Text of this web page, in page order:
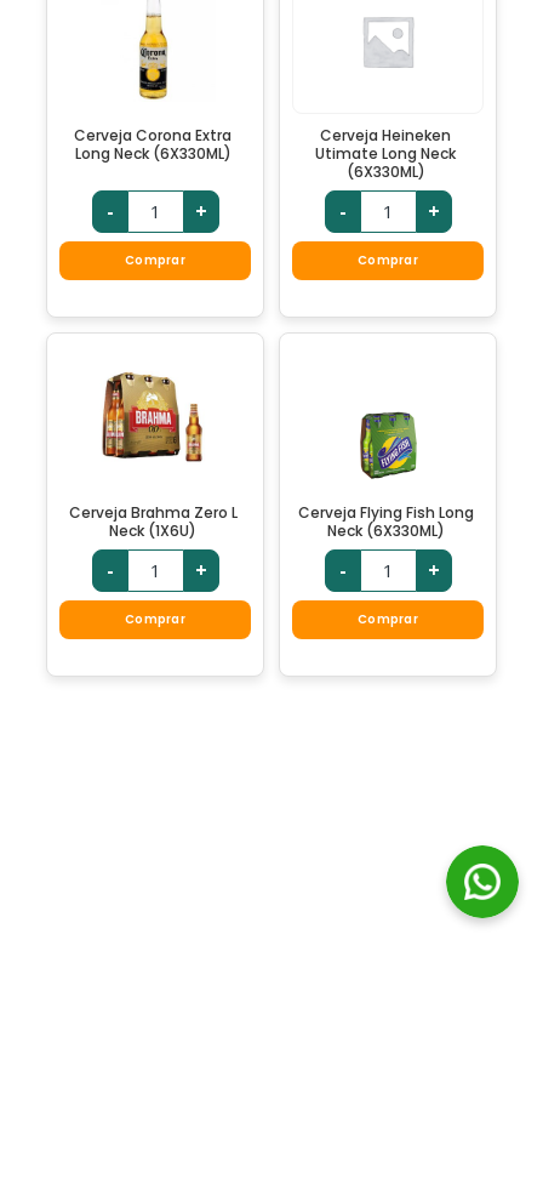
Cerveja Corona Extra
Long Neck (6X330ML)
- +
Comprar
Cerveja Heineken
Utimate Long Neck
(6X330ML)
- +
Comprar
Cerveja Brahma Zero L
Neck (1X6U)
- +
Comprar
Cerveja Flying Fish Long
Neck (6X330ML)
- +
Comprar